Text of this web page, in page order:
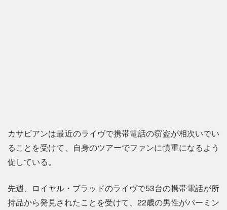
カサビアンは最近のライヴで携帯電話の窃盗が相次いでい
ることを受けて、自身のツアーでファンに慎重になるよう
促している。
先週、ロイヤル・ブラッドのライヴで53台の携帯電話が所
持品から発見されたことを受けて、22歳の男性がバーミン